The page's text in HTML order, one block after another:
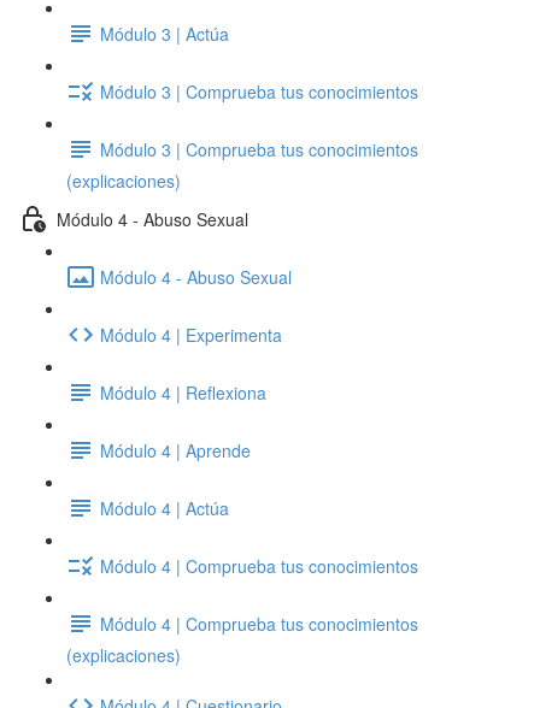
Módulo 3 | Actúa
Módulo 3 | Comprueba tus conocimientos
Módulo 3 | Comprueba tus conocimientos
(explicaciones)
Módulo 4 - Abuso Sexual
Módulo 4 - Abuso Sexual
Módulo 4 | Experimenta
Módulo 4 | Reflexiona
Módulo 4 | Aprende
Módulo 4 | Actúa
Módulo 4 | Comprueba tus conocimientos
Módulo 4 | Comprueba tus conocimientos
(explicaciones)